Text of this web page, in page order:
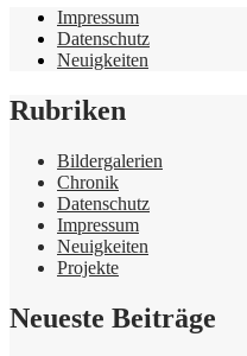
Impressum
Datenschutz
Neuigkeiten
Rubriken
Bildergalerien
Chronik
Datenschutz
Impressum
Neuigkeiten
Projekte
Neueste Beiträge